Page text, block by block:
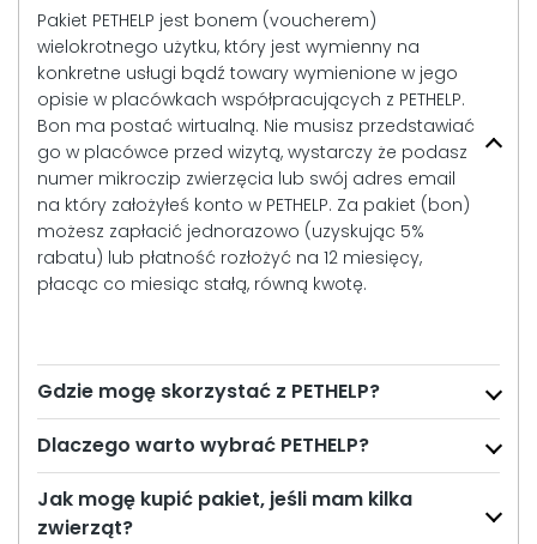
Pakiet PETHELP jest bonem (voucherem)
wielokrotnego użytku, który jest wymienny na
konkretne usługi bądź towary wymienione w jego
opisie w placówkach współpracujących z PETHELP.
Bon ma postać wirtualną. Nie musisz przedstawiać
go w placówce przed wizytą, wystarczy że podasz
numer mikroczip zwierzęcia lub swój adres email
na który założyłeś konto w PETHELP. Za pakiet (bon)
możesz zapłacić jednorazowo (uzyskując 5%
rabatu) lub płatność rozłożyć na 12 miesięcy,
płacąc co miesiąc stałą, równą kwotę.
Gdzie mogę skorzystać z PETHELP?
Dlaczego warto wybrać PETHELP?
Jak mogę kupić pakiet, jeśli mam kilka
zwierząt?